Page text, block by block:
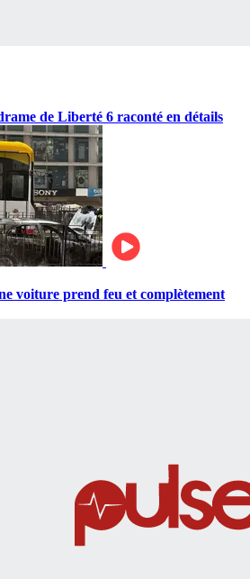
de Liberté 6 raconté en détails
voiture prend feu et complètement